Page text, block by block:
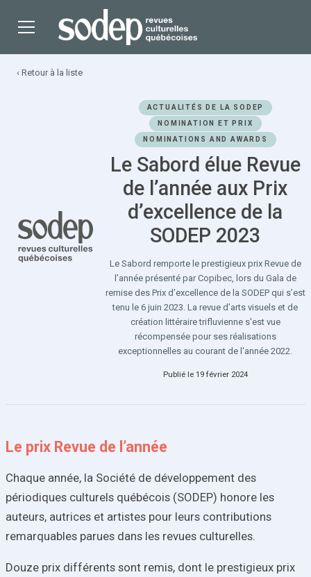
‹ Retour à la liste
ACTUALITÉS DE LA SODEP
NOMINATION ET PRIX
NOMINATIONS AND AWARDS
Le Sabord élue Revue
de l’année aux Prix
d’excellence de la
SODEP 2023
Le Sabord remporte le prestigieux prix Revue de
l’année présenté par Copibec, lors du Gala de
remise des Prix d’excellence de la SODEP qui s’est
tenu le 6 juin 2023. La revue d’arts visuels et de
création littéraire trifluvienne s'est vue
récompensée pour ses réalisations
exceptionnelles au courant de l'année 2022.
Publié le 19 février 2024
Le prix Revue de l’année
Chaque année, la Société de développement des
périodiques culturels québécois (SODEP) honore les
auteurs, autrices et artistes pour leurs contributions
remarquables parues dans les revues culturelles.
Douze prix différents sont remis, dont le prestigieux prix